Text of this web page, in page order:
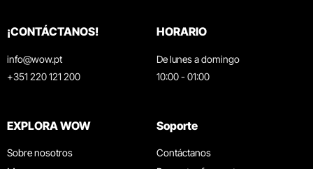
¡CONTÁCTANOS!
info@wow.pt
+351 220 121 200
HORARIO
De lunes a domingo
10:00 - 01:00
EXPLORA WOW
Sobre nosotros
Museos
Soporte
Contáctanos
Preguntas frecuentes